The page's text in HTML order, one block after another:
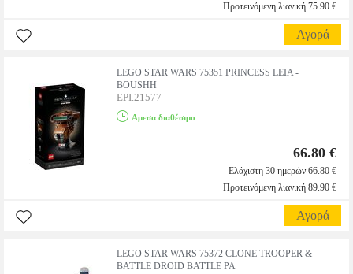
Προτεινόμενη λιανική 75.90 €
Αγορά
LEGO STAR WARS 75351 PRINCESS LEIA -
BOUSHH
EPI.21577
Αμεσα διαθέσιμο
66.80 €
Ελάχιστη 30 ημερών 66.80 €
Προτεινόμενη λιανική 89.90 €
Αγορά
LEGO STAR WARS 75372 CLONE TROOPER &
BATTLE DROID BATTLE PA